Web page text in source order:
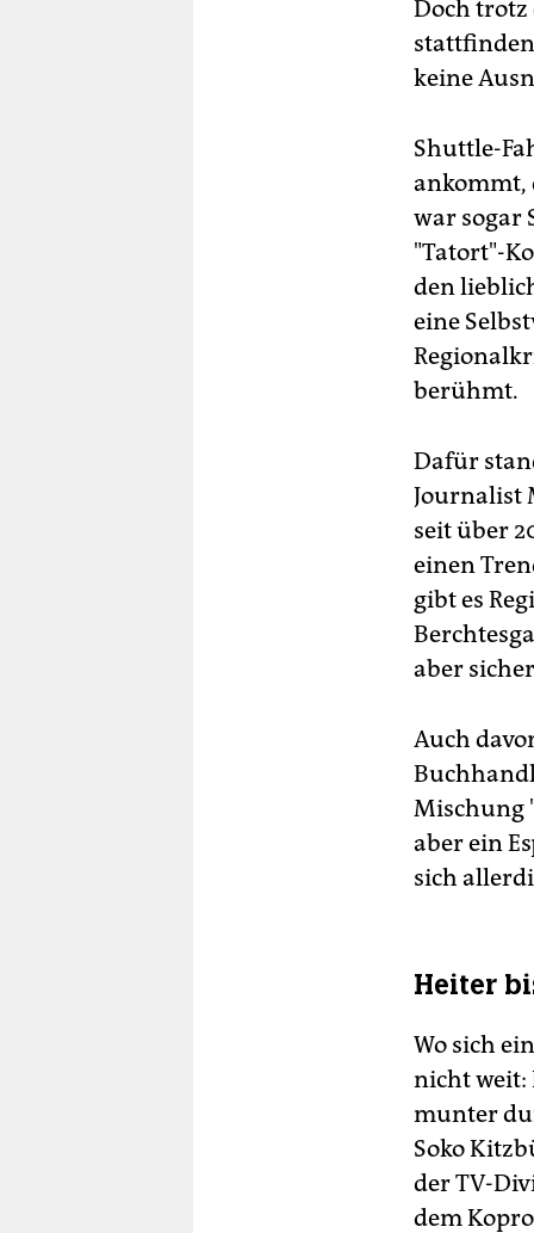
Doch trotz
keine
Shuttle-
ankommt,
war sogar
"Tatort"-
den
eine
berühmt.
Dafür
Journalist
seit über
einen
gibt es
aber
Auch
Mischung
aber ein
sich
Heiter
Wo sich
nicht weit:
munter
Soko
der TV-
dem